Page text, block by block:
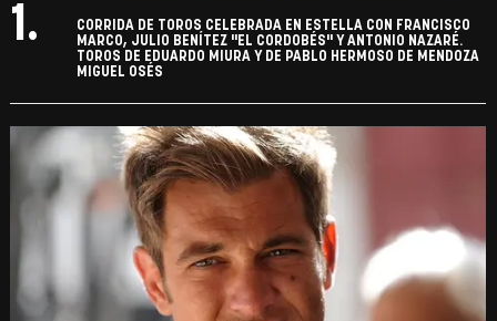
1.
CORRIDA DE TOROS CELEBRADA EN ESTELLA CON FRANCISCO
MARCO, JULIO BENÍTEZ "EL CORDOBÉS" Y ANTONIO NAZARÉ.
TOROS DE EDUARDO MIURA Y DE PABLO HERMOSO DE MENDOZA
MIGUEL OSÉS